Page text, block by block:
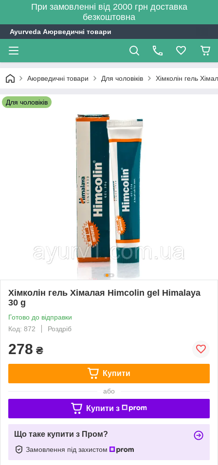
При замовленні від 2000 грн доставка
безкоштовна
Ayurveda Аюрведичні товари
Аюрведичні товари Для чоловіків Хімколін гель
Для чоловіків
Хімколін гель Хімалая Himcolin gel Himalaya
30 g
Готово до відправки
Код: 872
Роздріб
278 ₴
Купити
або
Купити з
Що таке купити з Пром?
Замовлення під захистом